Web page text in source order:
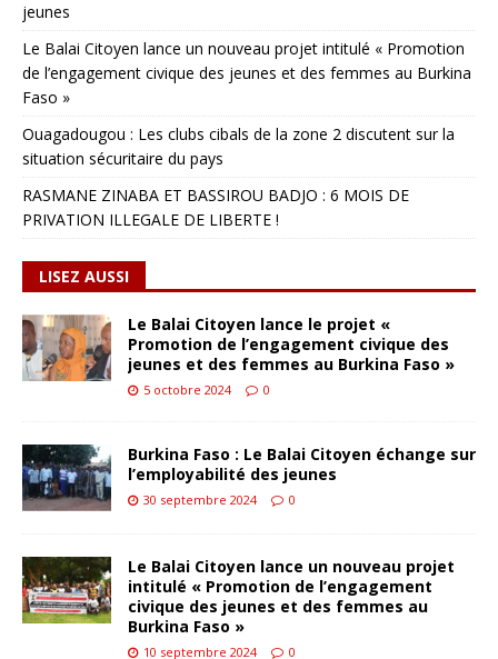
jeunes
Le Balai Citoyen lance un nouveau projet intitulé « Promotion
de l’engagement civique des jeunes et des femmes au Burkina
Faso »
Ouagadougou : Les clubs cibals de la zone 2 discutent sur la
situation sécuritaire du pays
RASMANE ZINABA ET BASSIROU BADJO : 6 MOIS DE
PRIVATION ILLEGALE DE LIBERTE !
LISEZ AUSSI
Le Balai Citoyen lance le projet «
Promotion de l’engagement civique des
jeunes et des femmes au Burkina Faso »
5 octobre 2024 0
Burkina Faso : Le Balai Citoyen échange sur
l’employabilité des jeunes
30 septembre 2024 0
Le Balai Citoyen lance un nouveau projet
intitulé « Promotion de l’engagement
civique des jeunes et des femmes au
Burkina Faso »
10 septembre 2024 0